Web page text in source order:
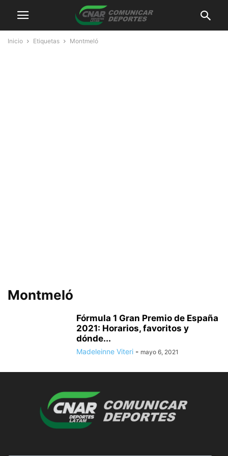
Inicio Etiquetas Montmeló
Montmeló
Fórmula 1 Gran Premio de España
2021: Horarios, favoritos y
dónde...
Madeleinne Viteri - mayo 6, 2021